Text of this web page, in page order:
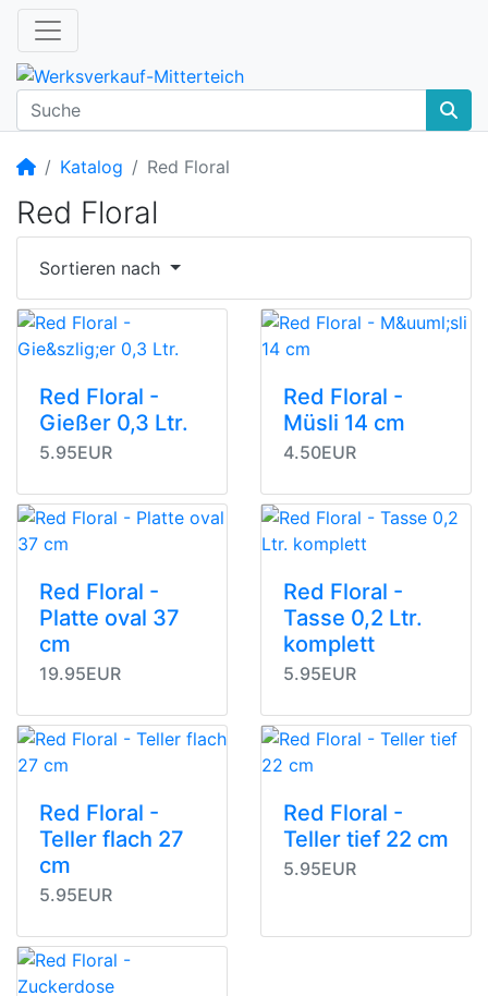
Startseite
Katalog Red Floral
Red Floral
Sortieren nach
Red Floral -
Gießer 0,3 Ltr.
5.95EUR
Red Floral -
Müsli 14 cm
4.50EUR
Red Floral -
Platte oval 37
cm
19.95EUR
Red Floral -
Tasse 0,2 Ltr.
komplett
5.95EUR
Red Floral -
Teller flach 27
cm
5.95EUR
Red Floral -
Teller tief 22 cm
5.95EUR